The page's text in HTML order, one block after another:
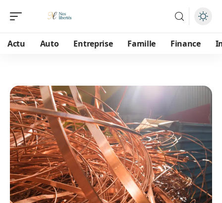
Actu Auto Entreprise Famille Finance